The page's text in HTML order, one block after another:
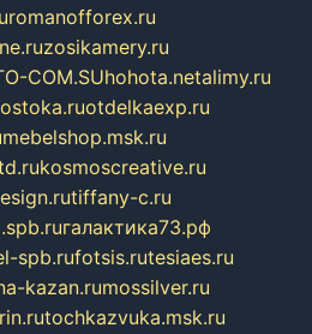
romanofforex.ru
zosikamery.ru
COM.SUhohota.netalimy.ru
otdelkaexp.ru
mebelshop.msk.ru
kosmoscreative.ru
tiffany-c.ru
галактика73.рф
spb.rufotsis.rutesiaes.ru
kazan.rumossilver.ru
tochkazvuka.msk.ru